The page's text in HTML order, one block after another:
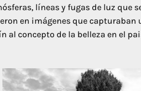
líneas y fugas de luz que
en imágenes que
al concepto de la belleza en el